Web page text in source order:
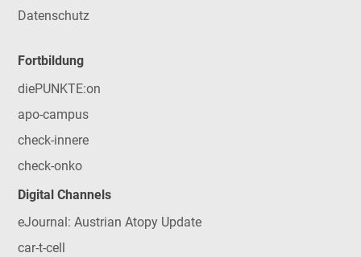
Datenschutz
Fortbildung
diePUNKTE:on
apo-campus
check-innere
check-onko
Digital Channels
eJournal: Austrian Atopy Update
car-t-cell